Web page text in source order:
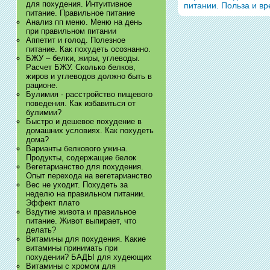
для похудения. Интуитивное
питание. Правильное питание
Анализ пп меню. Меню на день
при правильном питании
Аппетит и голод. Полезное
питание. Как похудеть осознанно.
БЖУ – белки, жиры, углеводы.
Расчет БЖУ. Сколько белков,
жиров и углеводов должно быть в
рационе.
Булимия - расстройство пищевого
поведения. Как избавиться от
булимии?
Быстро и дешевое похудение в
домашних условиях. Как похудеть
дома?
Варианты белкового ужина.
Продукты, содержащие белок
Вегетарианство для похудения.
Опыт перехода на вегетарианство
Вес не уходит. Похудеть за
неделю на правильном питании.
Эффект плато
Вздутие живота и правильное
питание. Живот выпирает, что
делать?
Витамины для похудения. Какие
витамины принимать при
похудении? БАДЫ для худеющих
Витамины с хромом для
питании. Польза и